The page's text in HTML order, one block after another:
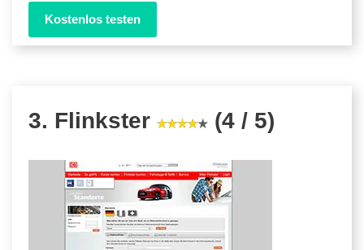
Kostenlos testen
3. Flinkster (4 / 5)